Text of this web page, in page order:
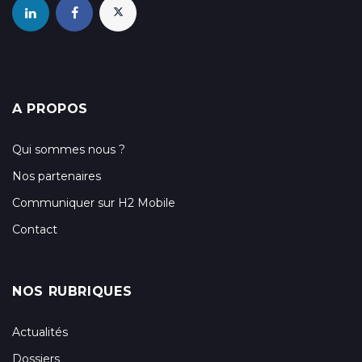
A PROPOS
Qui sommes nous ?
Nos partenaires
Communiquer sur H2 Mobile
Contact
NOS RUBRIQUES
Actualités
Dossiers